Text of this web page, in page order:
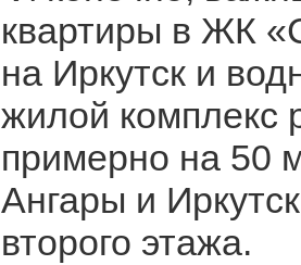
квартиры в ЖК
на Иркутск и
жилой комплекс
примерно на 50
Ангары и
второго этажа.